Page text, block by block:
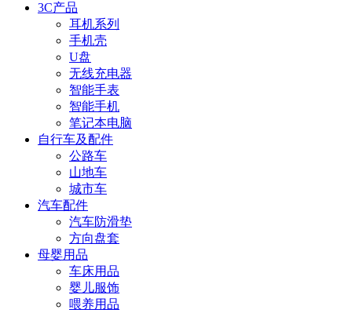
3C产品
耳机系列
手机壳
U盘
无线充电器
智能手表
智能手机
笔记本电脑
自行车及配件
公路车
山地车
城市车
汽车配件
汽车防滑垫
方向盘套
母婴用品
车床用品
婴儿服饰
喂养用品